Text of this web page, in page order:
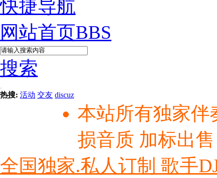
快捷导航
网站首页BBS
搜索
热搜: 活动 交友 discuz
本站所有独家伴
损音质 加标出
全国独家.私人订制 歌手